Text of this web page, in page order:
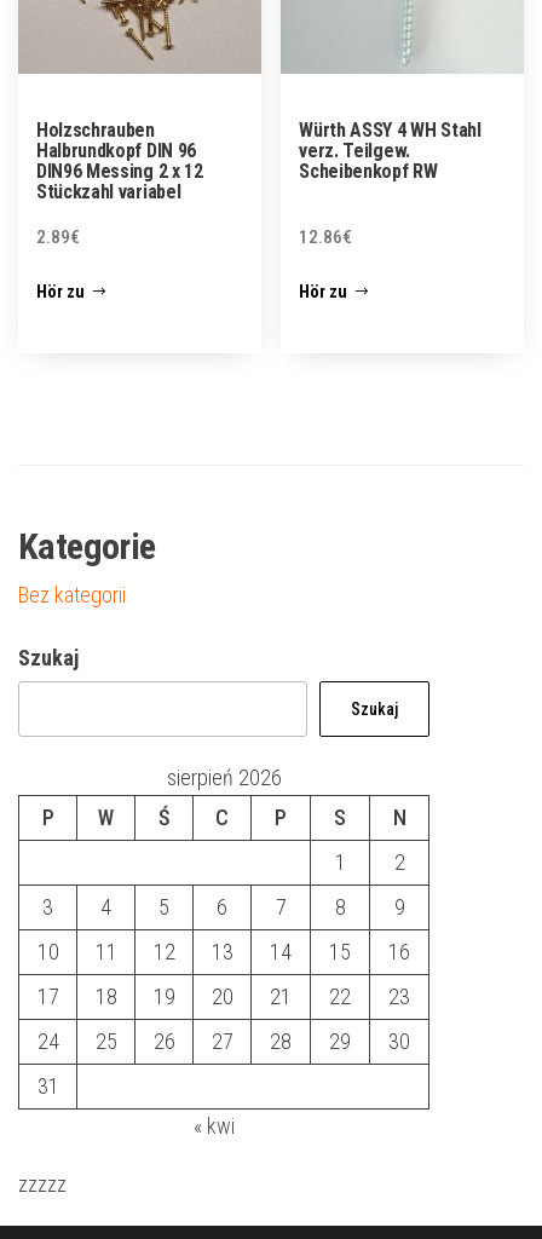
Holzschrauben
Halbrundkopf DIN 96
DIN96 Messing 2 x 12
Stückzahl variabel
2.89€
Hör zu
Würth ASSY 4 WH Stahl
verz. Teilgew.
Scheibenkopf RW
12.86€
Hör zu
Kategorie
Bez kategorii
Szukaj
Szukaj
sierpień 2026
P
W Ś C P S
N
1
2
3
4 5 6 7 8
9
10
11 12 13 14 15
16
17
18 19 20 21 22
23
24
25 26 27 28 29
30
31
« kwi
zzzzz